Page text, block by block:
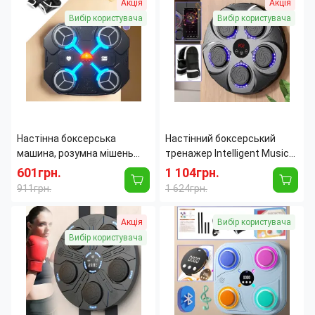
Материал:Пластик
Возрастная группа:Детская
Вес:2 кг
Высота:33 см
Возрастная группа:Детская
Вес:1 кг
Высота:
160 см
Диаметр:30 см
Акція
Вибір користувача
Настінна боксерська
машина, розумна мішень
для тренування реакції з
музикою й підсвіткою,
32х27см
601грн.
911грн.
Тип:Боксерская подушка
Материал:
Пластик
Возрастная группа:Детская
2 кг
Высота:27.5 см
Акція
Вибір користувача
Настінний боксерський
тренажер Intelligent Music
Boxing Target, 9 режимів,
музика, RGB-підсвітка,
лічильник
1 104грн.
1 624грн.
Тип:Боксерская подушка
Ширина: 41.8 см
Материал:Пластик
Возрастная группа:
Взрослая
Длинна:44.6 см
Акція
Вибір користувача
Вибір користувача